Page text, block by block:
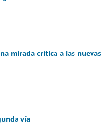
mirada crítica a las nuevas
vía